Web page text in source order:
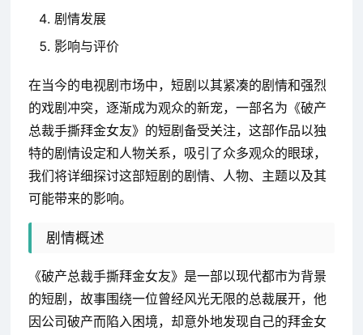
剧情发展
影响与评价
在当今的电视剧市场中，短剧以其紧凑的剧情和强烈
的戏剧冲突，逐渐成为观众的新宠，一部名为《破产
总裁手撕拜金女友》的短剧备受关注，这部作品以独
特的剧情设定和人物关系，吸引了众多观众的眼球，
我们将详细探讨这部短剧的剧情、人物、主题以及其
可能带来的影响。
剧情概述
《破产总裁手撕拜金女友》是一部以现代都市为背景
的短剧，故事围绕一位曾经风光无限的总裁展开，他
因公司破产而陷入困境，却意外地发现自己的拜金女